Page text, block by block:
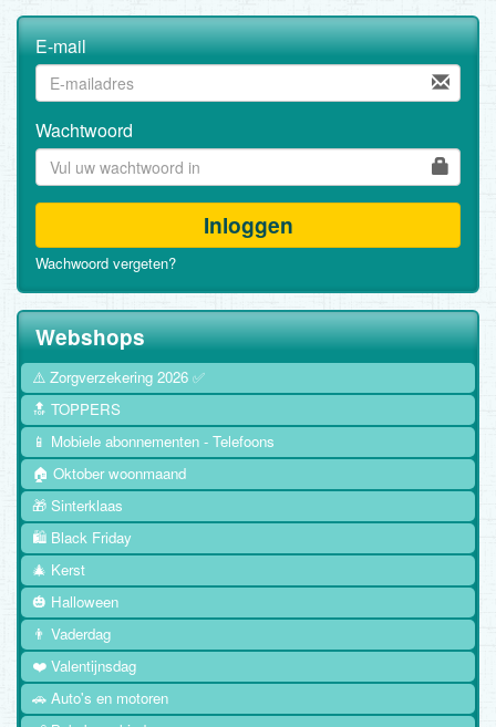
E-mail
Wachtwoord
Inloggen
Wachwoord vergeten?
Webshops
⚠️ Zorgverzekering 2026 ✅
🔝 TOPPERS
📱 Mobiele abonnementen - Telefoons
🏠 Oktober woonmaand
🎁 Sinterklaas
🛍️ Black Friday
🎄 Kerst
🎃 Halloween
👨 Vaderdag
❤️ Valentijnsdag
🚗 Auto's en motoren